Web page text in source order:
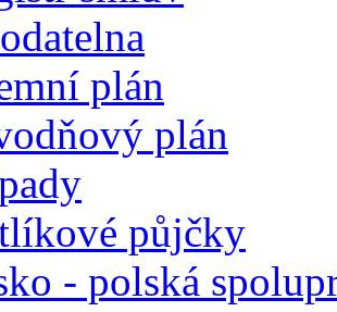
plán
plán
půjčky
- polská